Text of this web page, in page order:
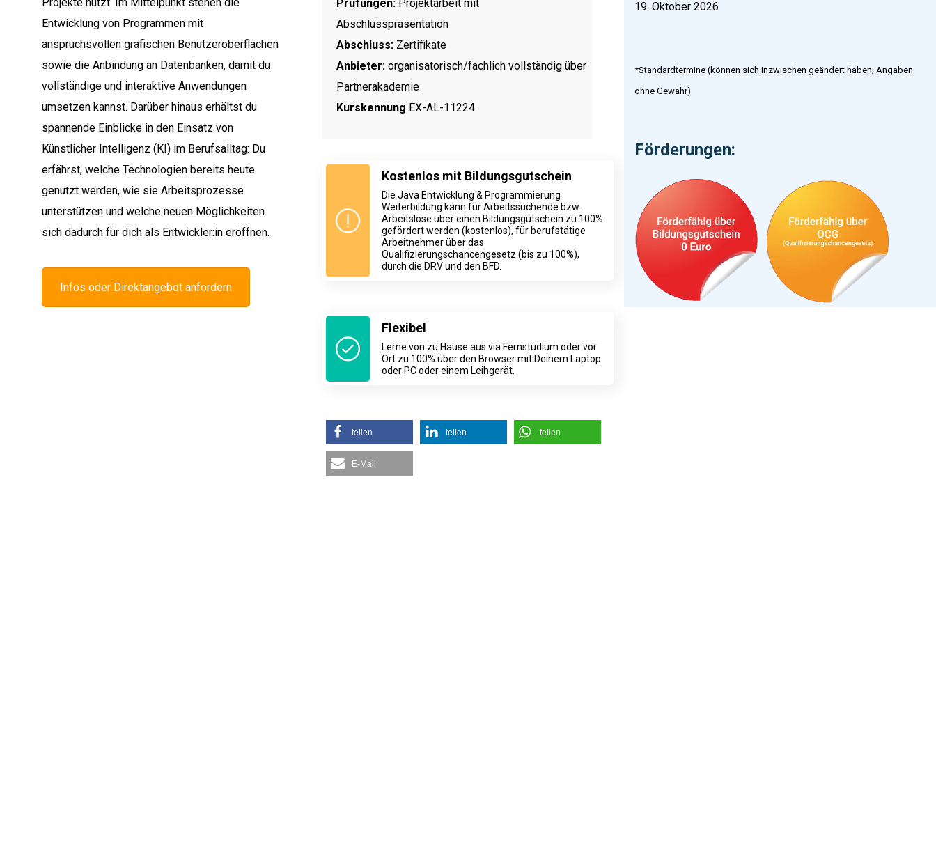
Entwicklung von Programmen mit
anspruchsvollen grafischen Benutzeroberflächen
sowie die Anbindung an Datenbanken, damit du
vollständige und interaktive Anwendungen
umsetzen kannst. Darüber hinaus erhältst du
spannende Einblicke in den Einsatz von
Künstlicher Intelligenz (KI) im Berufsalltag: Du
erfährst, welche Technologien bereits heute
genutzt werden, wie sie Arbeitsprozesse
unterstützen und welche neuen Möglichkeiten
sich dadurch für dich als Entwickler:in eröffnen.
Infos oder Direktangebot anfordern
Prüfungen: Projektarbeit mit
Abschlusspräsentation
Abschluss: Zertifikate
Anbieter: organisatorisch/fachlich vollständig über
Partnerakademie
Kurskennung EX-AL-11224
Kostenlos mit Bildungsgutschein
Die Java Entwicklung & Programmierung
Weiterbildung kann für Arbeitssuchende bzw.
Arbeitslose über einen Bildungsgutschein zu 100%
gefördert werden (kostenlos), für berufstätige
Arbeitnehmer über das
Qualifizierungschancengesetz (bis zu 100%),
durch die DRV und den BFD.
Flexibel
Lerne von zu Hause aus via Fernstudium oder vor
Ort zu 100% über den Browser mit Deinem Laptop
oder PC oder einem Leihgerät.
teilen teilen teilen
E-Mail
19. Oktober 2026
*Standardtermine (können sich inzwischen geändert haben; Angaben
ohne Gewähr)
Förderungen: